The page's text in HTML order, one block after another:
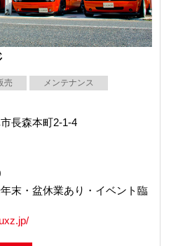
売
メンテナンス
長森本町2-1-4
末・盆休業あり・イベント臨